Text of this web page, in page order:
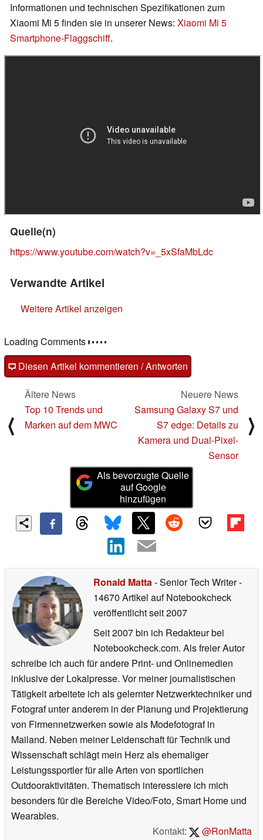
Informationen und technischen Spezifikationen zum
Xiaomi Mi 5 finden sie in unserer News: Xiaomi Mi 5
Smartphone-Flaggschiff.
Quelle(n)
https://www.youtube.com/watch?v=_5xSfaMbLdc
Verwandte Artikel
Weitere Artikel anzeigen
Loading Comments
Diesen Artikel kommentieren / Antworten
⟨
Ältere News
Top 10 Trends und
Marken auf dem MWC
Neuere News
Samsung Galaxy S7 und
S7 edge: Details zu
Kamera und Dual-Pixel-
Sensor
⟩
Als bevorzugte Quelle
auf Google
hinzufügen
Ronald Matta- Senior Tech Writer-
14670 Artikel auf Notebookcheck
veröffentlichtseit 2007
Seit 2007 bin ich Redakteur bei
Notebookcheck.com. Als freier Autor
schreibe ich auch für andere Print- und Onlinemedien
inklusive der Lokalpresse. Vor meiner journalistischen
Tätigkeit arbeitete ich als gelernter Netzwerktechniker und
Fotograf unter anderem in der Planung und Projektierung
von Firmennetzwerken sowie als Modefotograf in
Mailand. Neben meiner Leidenschaft für Technik und
Wissenschaft schlägt mein Herz als ehemaliger
Leistungssportler für alle Arten von sportlichen
Outdooraktivitäten. Thematisch interessiere ich mich
besonders für die Bereiche Video/Foto, Smart Home und
Wearables.
Kontakt:
@RonMatta